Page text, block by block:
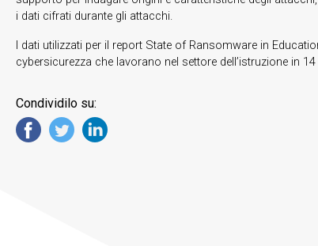
i dati cifrati durante gli attacchi.
I dati utilizzati per il report State of Ransomware in
cybersicurezza che lavorano nel settore dell’istruzione in
Condividilo su: